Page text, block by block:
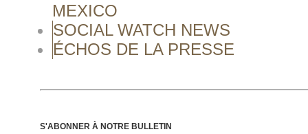
MEXICO
SOCIAL WATCH NEWS
ÉCHOS DE LA PRESSE
S'ABONNER À NOTRE BULLETIN